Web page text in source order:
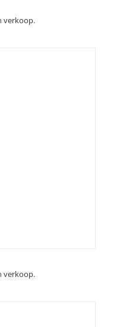
verkoop.
verkoop.